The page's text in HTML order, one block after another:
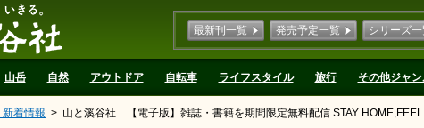
最新刊一覧 発売予定一覧 シリーズ
山岳 自然 アウトドア 自転車 ライフスタイル 旅行 その他ジャン
新着情報 山と溪谷社 【電子版】雑誌・書籍を期間限定無料配信 STAY